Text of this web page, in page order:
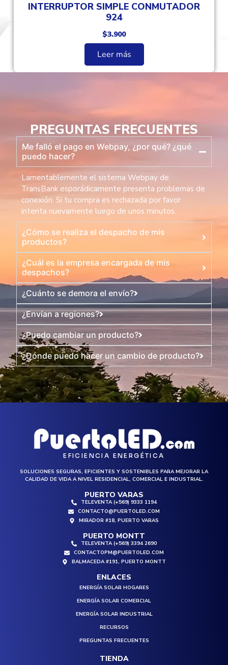
INTERRUPTOR SIMPLE CONMUTADOR
924
$3.900
Leer más
PREGUNTAS FRECUENTES
Me falló el pago en Webpay, ¿por qué? ¿qué
puedo hacer?
Lamentablemente el sistema Webpay de
TransBank esporádicamente presenta problemas de
conexión. Si tu compra es rechazada por favor
intenta nuevamente luego de unos minutos.
¿Cómo se realiza el despacho de mis
productos?
¿Cuál es la empresa encargada de mis
despachos?
¿Cuánto se demora el envío?
¿Envían a regiones?
¿Puedo cambiar un producto?
¿Dónde puedo hacer un cambio de producto?
PUERTO VARAS
TELEVENTA (+569) 9333 1194
CONTACTO@PUERTOLED.COM
MIRADOR #18, PUERTO VARAS
PUERTO MONTT
TELEVENTA (+569) 3394 2690
CONTACTOPM@PUERTOLED.COM
BALMACEDA #191, PUERTO MONTT
ENERGÍA SOLAR HOGARES
ENERGÍA SOLAR COMERCIAL
ENERGÍA SOLAR INDUSTRIAL
RECURSOS
PREGUNTAS FRECUENTES
ENLACES
TIENDA
EFICIENCIA ENERGÉTICA
SOLUCIONES SEGURAS, EFICIENTES Y SOSTENIBLES PARA MEJORAR LA
CALIDAD DE VIDA A NIVEL RESIDENCIAL, COMERCIAL E INDUSTRIAL.